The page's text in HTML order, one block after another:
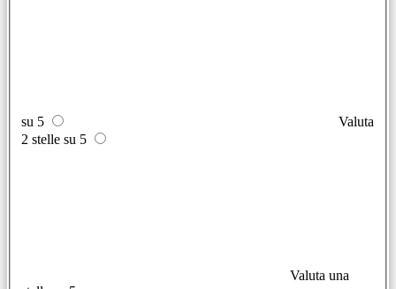
su 5
Valuta
2 stelle su 5
Valuta una